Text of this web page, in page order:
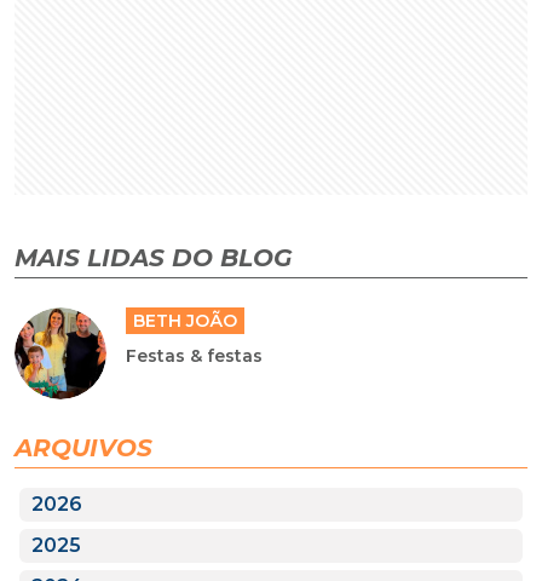
MAIS LIDAS DO BLOG
BETH JOÃO
Festas & festas
ARQUIVOS
2026
2025